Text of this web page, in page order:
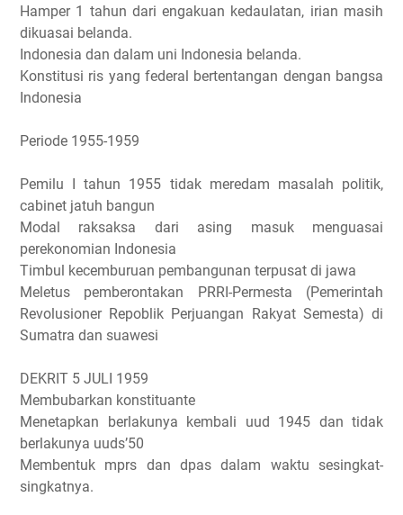
Hamper 1 tahun dari engakuan kedaulatan, irian masih
dikuasai belanda.
Indonesia dan dalam uni Indonesia belanda.
Konstitusi ris yang federal bertentangan dengan bangsa
Indonesia
Periode 1955-1959
Pemilu I tahun 1955 tidak meredam masalah politik,
cabinet jatuh bangun
Modal raksaksa dari asing masuk menguasai
perekonomian Indonesia
Timbul kecemburuan pembangunan terpusat di jawa
Meletus pemberontakan PRRI-Permesta (Pemerintah
Revolusioner Repoblik Perjuangan Rakyat Semesta) di
Sumatra dan suawesi
DEKRIT 5 JULI 1959
Membubarkan konstituante
Menetapkan berlakunya kembali uud 1945 dan tidak
berlakunya uuds’50
Membentuk mprs dan dpas dalam waktu sesingkat-
singkatnya.